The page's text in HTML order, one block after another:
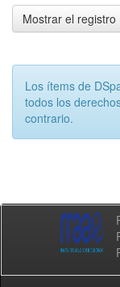
Mostrar el
Los ítems de
todos los
contrario.